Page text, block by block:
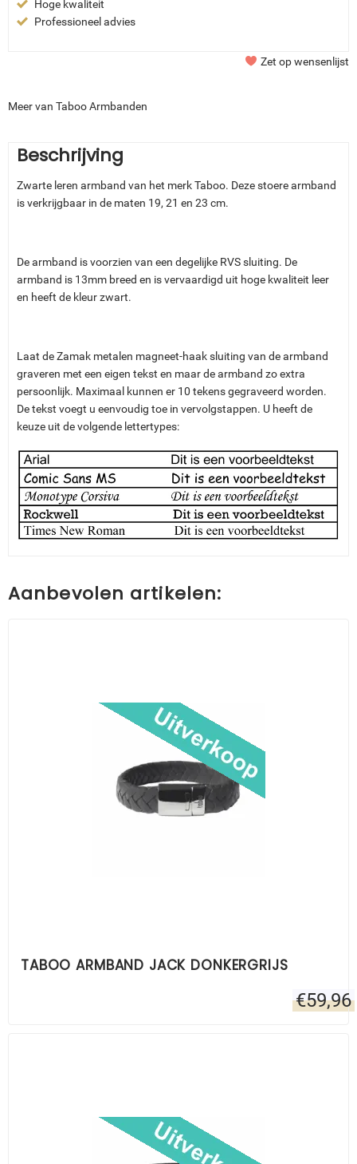
Hoge kwaliteit
Professioneel advies
Zet op wensenlijst
Meer van Taboo Armbanden
Beschrijving
Zwarte leren armband van het merk Taboo. Deze stoere armband
is verkrijgbaar in de maten 19, 21 en 23 cm.
De armband is voorzien van een degelijke RVS sluiting. De
armband is 13mm breed en is vervaardigd uit hoge kwaliteit leer
en heeft de kleur zwart.
Laat de Zamak metalen magneet-haak sluiting van de armband
graveren met een eigen tekst en maar de armband zo extra
persoonlijk. Maximaal kunnen er 10 tekens gegraveerd worden.
De tekst voegt u eenvoudig toe in vervolgstappen. U heeft de
keuze uit de volgende lettertypes:
Aanbevolen artikelen:
TABOO ARMBAND JACK DONKERGRIJS
€59,96